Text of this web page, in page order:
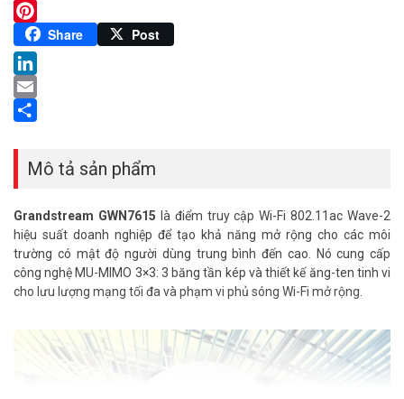
Twitter
Pinterest
Share Post
LinkedIn
Email
Mô tả sản phẩm
Grandstream GWN7615 là điểm truy cập Wi-Fi 802.11ac Wave-2
hiệu suất doanh nghiệp để tạo khả năng mở rộng cho các môi
trường có mật độ người dùng trung bình đến cao. Nó cung cấp
công nghệ MU-MIMO 3×3: 3 băng tần kép và thiết kế ăng-ten tinh vi
cho lưu lượng mạng tối đa và phạm vi phủ sóng Wi-Fi mở rộng.